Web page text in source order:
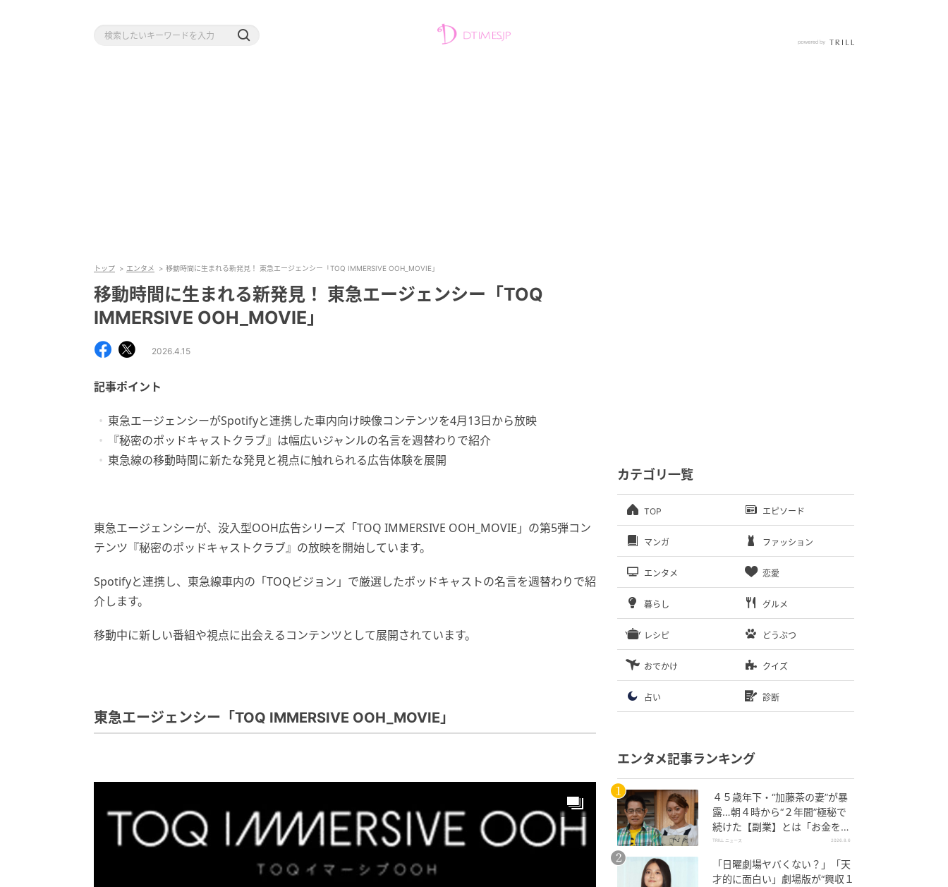
トップ エンタメ 移動時間に生まれる新発見！ 東急エージェンシー「TOQ IMMERSIVE OOH_MOVIE」
移動時間に生まれる新発見！ 東急エージェンシー「TOQ
IMMERSIVE OOH_MOVIE」
2026.4.15
記事ポイント
東急エージェンシーがSpotifyと連携した車内向け映像コンテンツを4月13日から放映
『秘密のポッドキャストクラブ』は幅広いジャンルの名言を週替わりで紹介
東急線の移動時間に新たな発見と視点に触れられる広告体験を展開
東急エージェンシーが、没入型OOH広告シリーズ「TOQ IMMERSIVE OOH_MOVIE」の第5弾コン
テンツ『秘密のポッドキャストクラブ』の放映を開始しています。
Spotifyと連携し、東急線車内の「TOQビジョン」で厳選したポッドキャストの名言を週替わりで紹
介します。
移動中に新しい番組や視点に出会えるコンテンツとして展開されています。
東急エージェンシー「TOQ IMMERSIVE OOH_MOVIE」
カテゴリ一覧
TOP エピソード
マンガ ファッション
エンタメ 恋愛
暮らし グルメ
レシピ どうぶつ
おでかけ クイズ
占い 診断
エンタメ記事ランキング
４５歳年下・“加藤茶の妻”が暴
露…朝４時から“２年間”極秘で
続けた【副業】とは「お金を稼
ぐのって大変」
TRILL ニュース 2026.8.6
「日曜劇場ヤバくない？」「天
才的に面白い」劇場版が“興収１